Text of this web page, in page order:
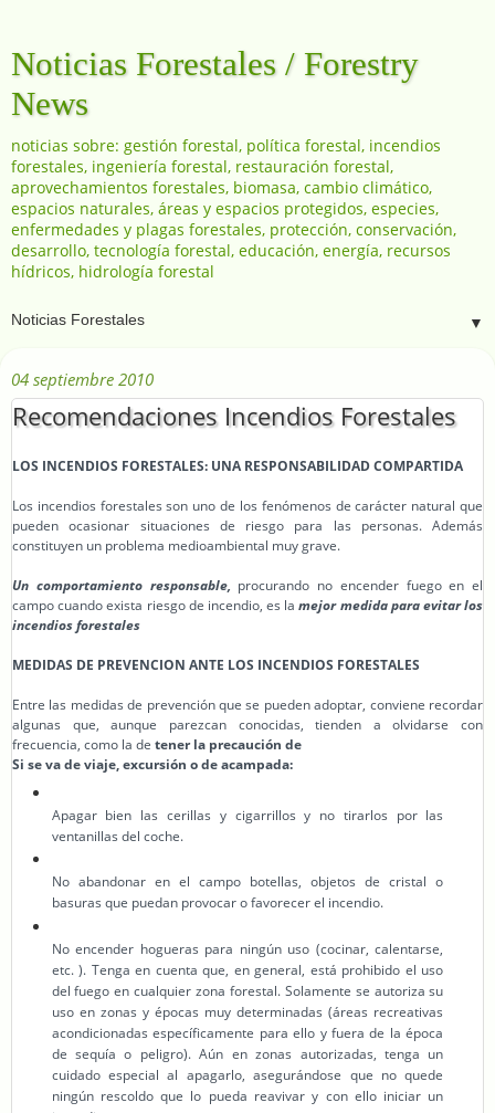
Noticias Forestales / Forestry
News
noticias sobre: gestión forestal, política forestal, incendios
forestales, ingeniería forestal, restauración forestal,
aprovechamientos forestales, biomasa, cambio climático,
espacios naturales, áreas y espacios protegidos, especies,
enfermedades y plagas forestales, protección, conservación,
desarrollo, tecnología forestal, educación, energía, recursos
hídricos, hidrología forestal
▼
04 septiembre 2010
Recomendaciones Incendios Forestales
LOS INCENDIOS FORESTALES: UNA RESPONSABILIDAD COMPARTIDA
Los incendios forestales son uno de los fenómenos de carácter natural que
pueden ocasionar situaciones de riesgo para las personas. Además
constituyen un problema medioambiental muy grave.
Un comportamiento responsable, procurando no encender fuego en el
campo cuando exista riesgo de incendio, es la mejor medida para evitar los
incendios forestales
MEDIDAS DE PREVENCION ANTE LOS INCENDIOS FORESTALES
Entre las medidas de prevención que se pueden adoptar, conviene recordar
algunas que, aunque parezcan conocidas, tienden a olvidarse con
frecuencia, como la de tener la precaución de
Si se va de viaje, excursión o de acampada:
Apagar bien las cerillas y cigarrillos y no tirarlos por las
ventanillas del coche.
No abandonar en el campo botellas, objetos de cristal o
basuras que puedan provocar o favorecer el incendio.
No encender hogueras para ningún uso (cocinar, calentarse,
etc. ). Tenga en cuenta que, en general, está prohibido el uso
del fuego en cualquier zona forestal. Solamente se autoriza su
uso en zonas y épocas muy determinadas (áreas recreativas
acondicionadas específicamente para ello y fuera de la época
de sequía o peligro). Aún en zonas autorizadas, tenga un
cuidado especial al apagarlo, asegurándose que no quede
ningún rescoldo que lo pueda reavivar y con ello iniciar un